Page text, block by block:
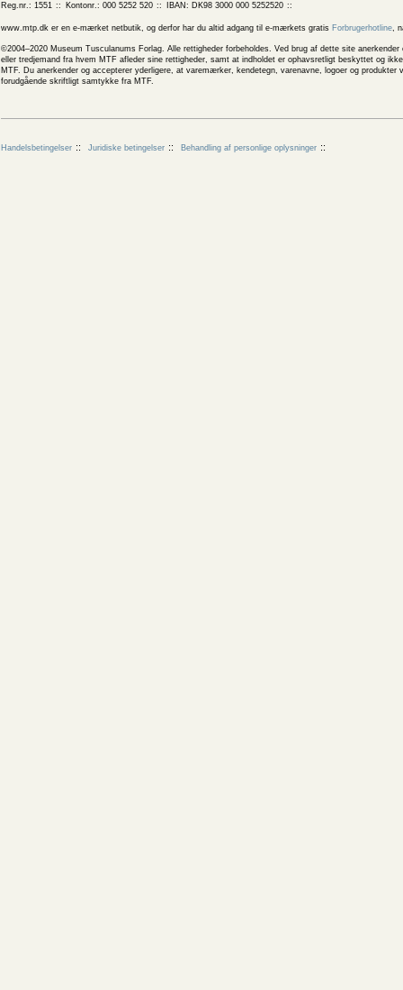
Reg.nr.: 1551
Kontonr.: 000 5252 520 IBAN: DK98 3000 000 5252520
www.mtp.dk er en e-mærket netbutik, og derfor har du altid adgang til e-mærkets gratis Forbrugerhotline,
©2004–2020 Museum Tusculanums Forlag. Alle rettigheder forbeholdes. Ved brug af dette site
eller tredjemand fra hvem MTF afleder sine rettigheder, samt at indholdet er ophavsretligt beskyttet og
MTF. Du anerkender og accepterer yderligere, at varemærker, kendetegn, varenavne, logoer og
forudgående skriftligt samtykke fra MTF.
Handelsbetingelser Juridiske betingelser Behandling af personlige oplysninger